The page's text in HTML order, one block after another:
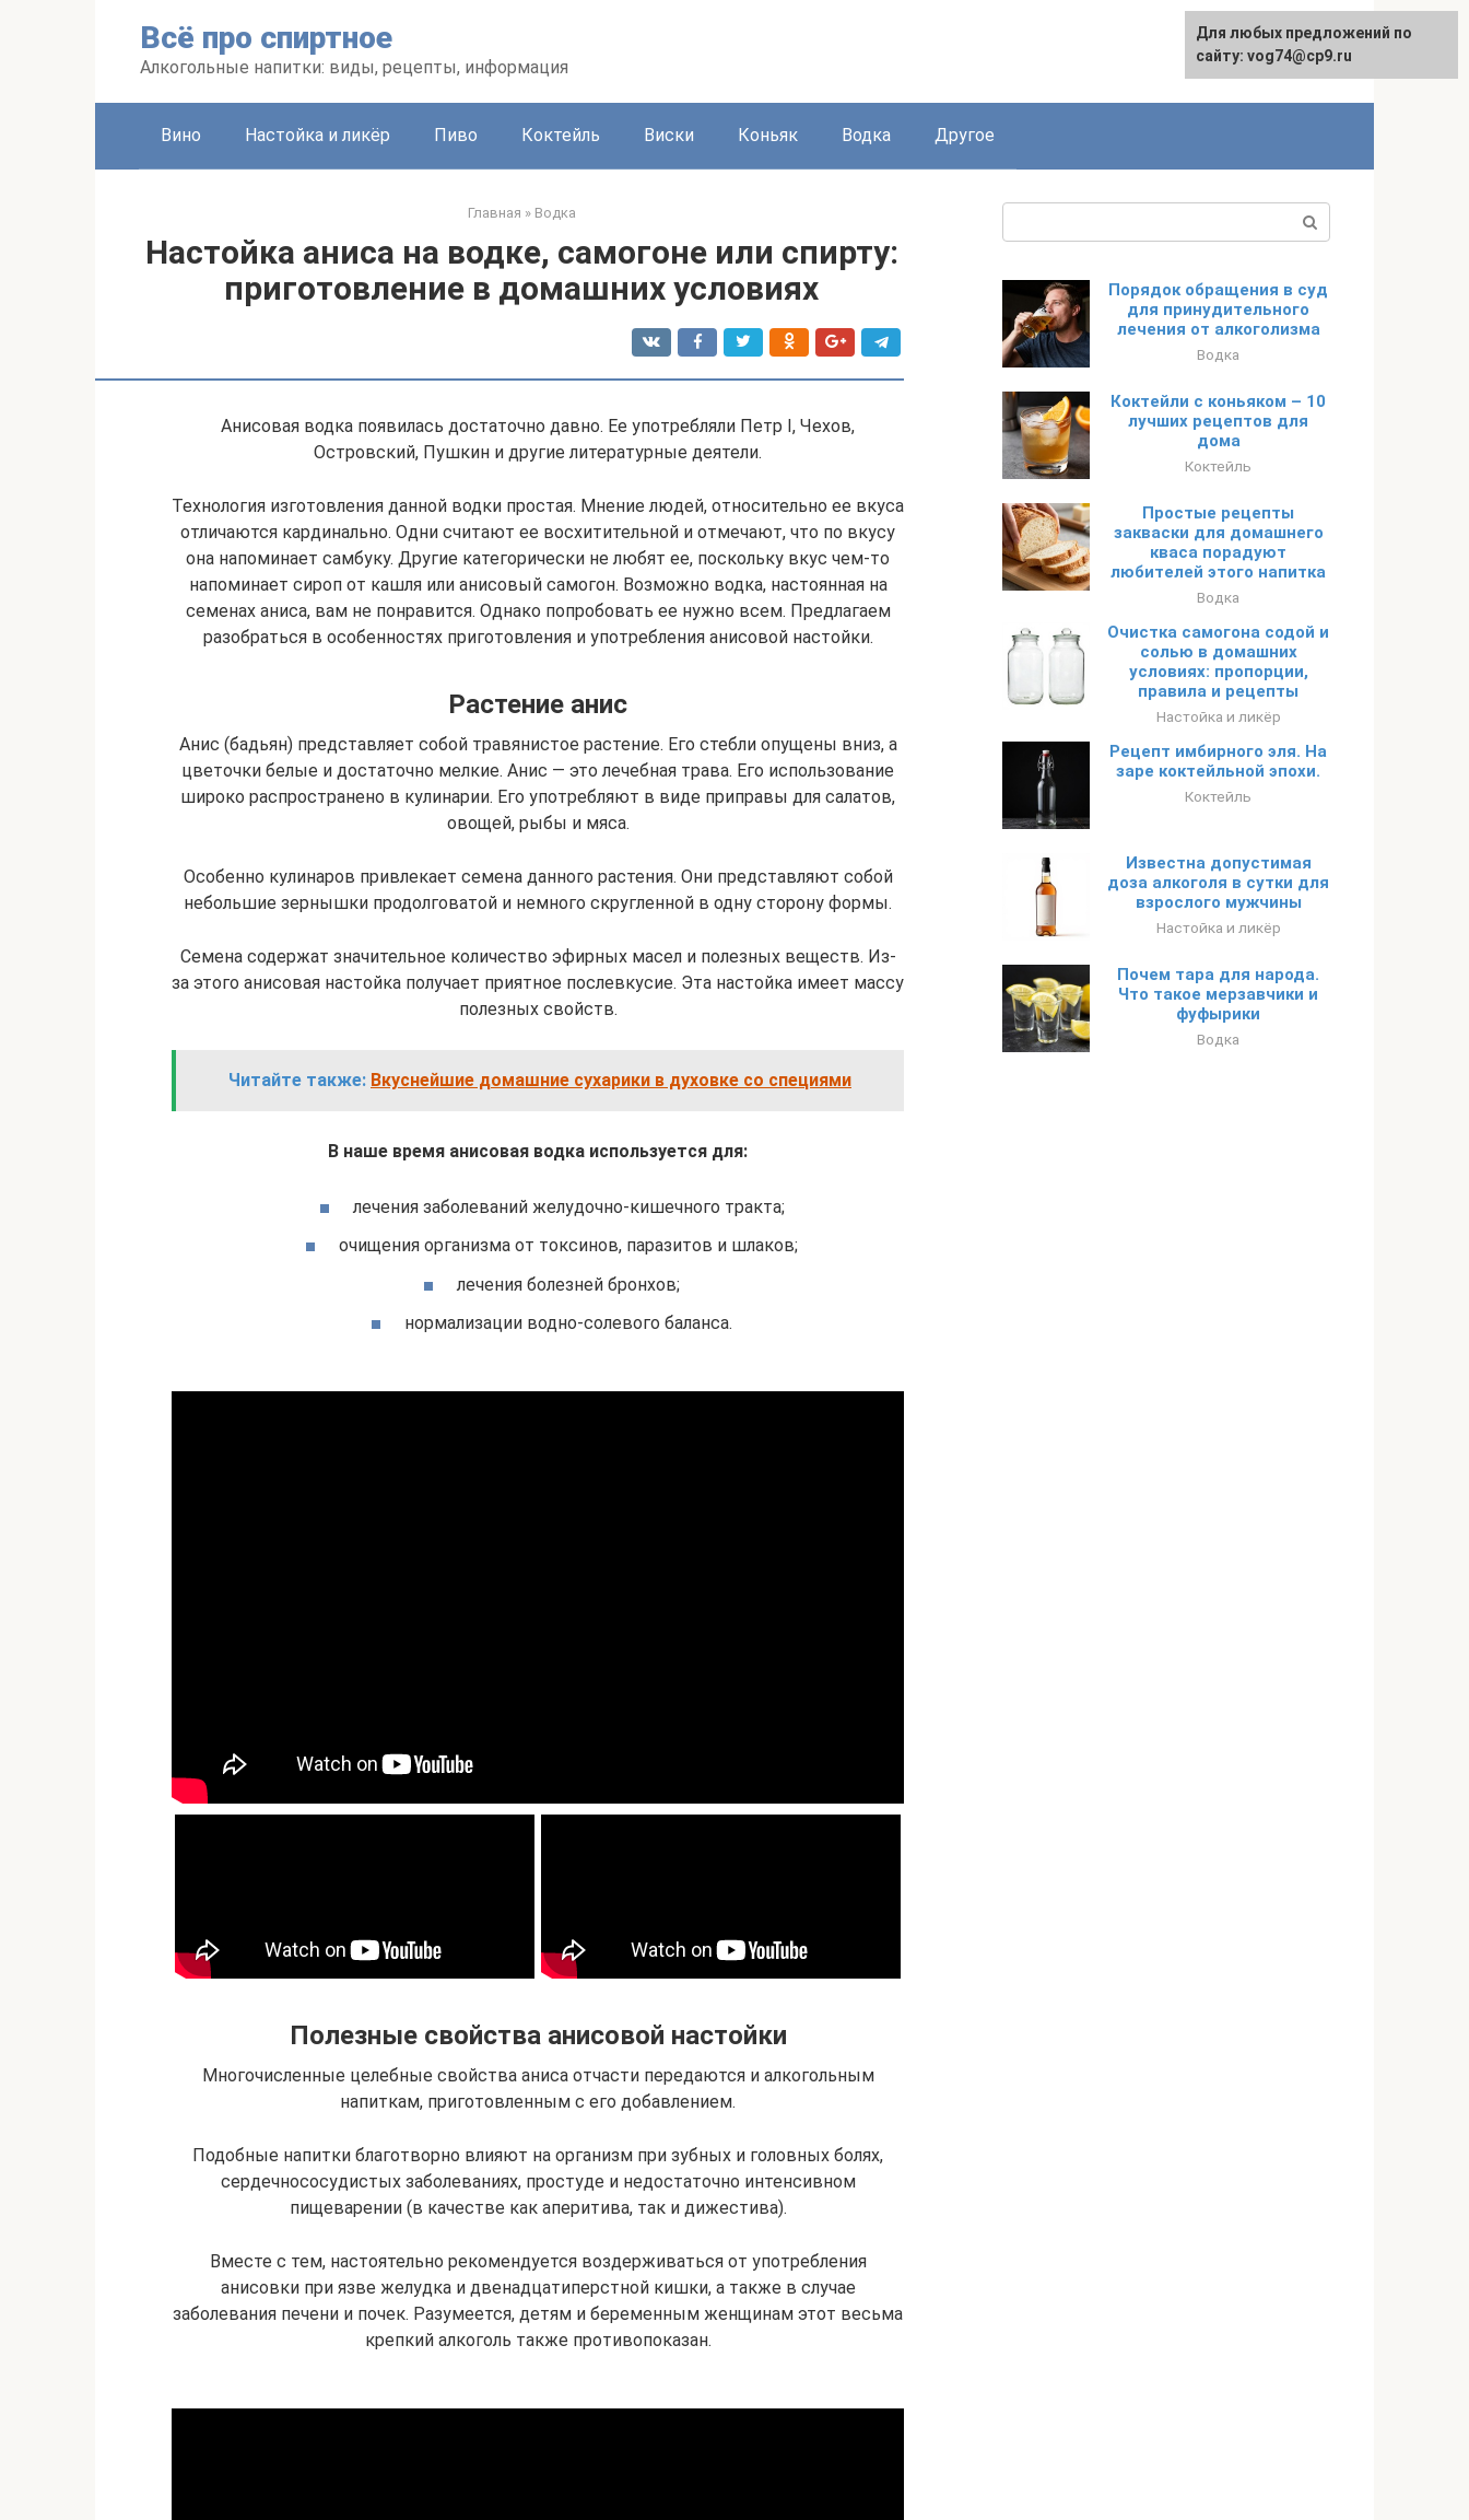
Всё про спиртное
Алкогольные напитки: виды, рецепты, информация
Вино Настойка и ликёр Пиво Коктейль Виски Коньяк Водка Другое
Главная » Водка
Настойка аниса на водке, самогоне или спирту:
приготовление в домашних условиях
Анисовая водка появилась достаточно давно. Ее употребляли Петр I, Чехов,
Островский, Пушкин и другие литературные деятели.
Технология изготовления данной водки простая. Мнение людей, относительно ее вкуса
отличаются кардинально. Одни считают ее восхитительной и отмечают, что по вкусу
она напоминает самбуку. Другие категорически не любят ее, поскольку вкус чем-то
напоминает сироп от кашля или анисовый самогон. Возможно водка, настоянная на
семенах аниса, вам не понравится. Однако попробовать ее нужно всем. Предлагаем
разобраться в особенностях приготовления и употребления анисовой настойки.
Растение анис
Анис (бадьян) представляет собой травянистое растение. Его стебли опущены вниз, а
цветочки белые и достаточно мелкие. Анис — это лечебная трава. Его использование
широко распространено в кулинарии. Его употребляют в виде приправы для салатов,
овощей, рыбы и мяса.
Особенно кулинаров привлекает семена данного растения. Они представляют собой
небольшие зернышки продолговатой и немного скругленной в одну сторону формы.
Семена содержат значительное количество эфирных масел и полезных веществ. Из-
за этого анисовая настойка получает приятное послевкусие. Эта настойка имеет массу
полезных свойств.
Читайте также: Вкуснейшие домашние сухарики в духовке со специями
В наше время анисовая водка используется для:
лечения заболеваний желудочно-кишечного тракта;
очищения организма от токсинов, паразитов и шлаков;
лечения болезней бронхов;
нормализации водно-солевого баланса.
Полезные свойства анисовой настойки
Многочисленные целебные свойства аниса отчасти передаются и алкогольным
напиткам, приготовленным с его добавлением.
Подобные напитки благотворно влияют на организм при зубных и головных болях,
сердечнососудистых заболеваниях, простуде и недостаточно интенсивном
пищеварении (в качестве как аперитива, так и дижестива).
Вместе с тем, настоятельно рекомендуется воздерживаться от употребления
анисовки при язве желудка и двенадцатиперстной кишки, а также в случае
заболевания печени и почек. Разумеется, детям и беременным женщинам этот весьма
крепкий алкоголь также противопоказан.
Порядок обращения в суд
для принудительного
лечения от алкоголизма
Водка
Коктейли с коньяком – 10
лучших рецептов для
дома
Коктейль
Простые рецепты
закваски для домашнего
кваса порадуют
любителей этого напитка
Водка
Очистка самогона содой и
солью в домашних
условиях: пропорции,
правила и рецепты
Настойка и ликёр
Рецепт имбирного эля. На
заре коктейльной эпохи.
Коктейль
Известна допустимая
доза алкоголя в сутки для
взрослого мужчины
Настойка и ликёр
Почем тара для народа.
Что такое мерзавчики и
фуфырики
Водка
Для любых предложений по
сайту: vog74@cp9.ru